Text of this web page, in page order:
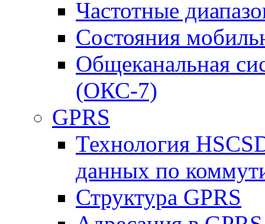
Частотные
Состояния
Общеканальная
(ОКС-7)
GPRS
Технология
данных по
Структура GPRS